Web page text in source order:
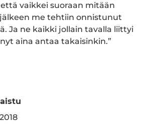
vaikkei suoraan mitään
me tehtiin onnistunut
Ja ne kaikki jollain tavalla liittyi
aina antaa takaisinkin.”